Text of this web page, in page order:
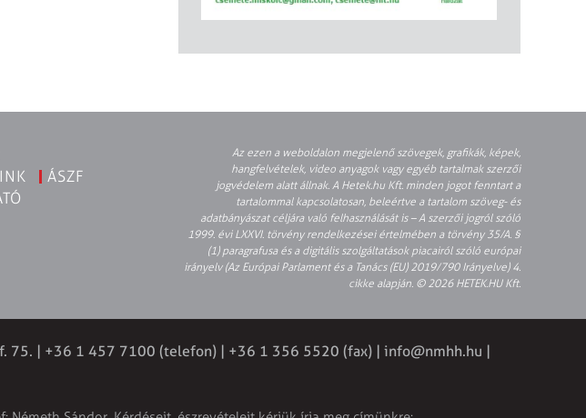
ÁSZF
Az ezen a weboldalon megjelenő szövegek, grafikák, képek,
hangfelvételek, video anyagok vagy egyéb tartalmak szerzői
jogvédelem alatt állnak. A Hetek.hu Kft. minden jogot fenntart a
tartalommal kapcsolatosan, beleértve a tartalom szöveg- és
adatbányászat céljára való felhasználását is – A szerzői jogról szóló
1999. évi LXXVI. törvény rendelkezései értelmében a törvény 35/A. §
(1) paragrafusa és a digitális szolgáltatások piacairól szóló európai
irányelv (Az Európai Parlament és a Tanács (EU) 2019/790 Irányelve) 4.
cikke alapján. © 2026 HETEK.HU Kft.
75. | +36 1 457 7100 (telefon) | +36 1 356 5520 (fax) | info@nmhh.hu